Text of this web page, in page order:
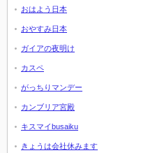
おはよう日本
おやすみ日本
ガイアの夜明け
カスペ
がっちりマンデー
カンブリア宮殿
キスマイbusaiku
きょうは会社休みます